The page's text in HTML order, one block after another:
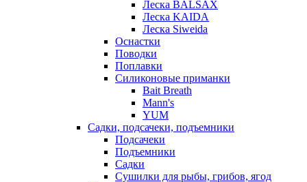
Леска BALSAX
Леска KAIDA
Леска Siweida
Оснастки
Поводки
Поплавки
Силиконовые приманки
Bait Breath
Mann's
YUM
Садки, подсачеки, подъемники
Подсачеки
Подъемники
Садки
Сушилки для рыбы, грибов, ягод